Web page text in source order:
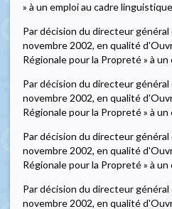
» à un emploi au cadre
Par décision du directeur
novembre 2002, en qualité
Régionale pour la Propreté » à
Par décision du directeur
novembre 2002, en qualité
Régionale pour la Propreté » à
Par décision du directeur
novembre 2002, en qualité
Régionale pour la Propreté » à
Par décision du directeur
novembre 2002, en qualité